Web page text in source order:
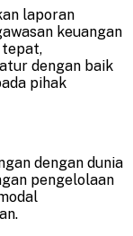
laporan
keuangan
tepat,
dengan baik
pihak
dengan dunia
pengelolaan